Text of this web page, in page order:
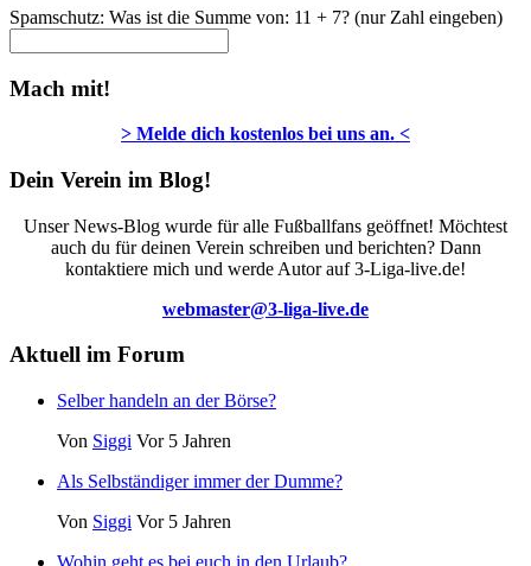
Spamschutz: Was ist die Summe von: 11 + 7? (nur Zahl eingeben)
Mach mit!
> Melde dich kostenlos bei uns an. <
Dein Verein im Blog!
Unser News-Blog wurde für alle Fußballfans geöffnet! Möchtest
auch du für deinen Verein schreiben und berichten? Dann
kontaktiere mich und werde Autor auf 3-Liga-live.de!
webmaster@3-liga-live.de
Aktuell im Forum
Selber handeln an der Börse?
Von Siggi Vor 5 Jahren
Als Selbständiger immer der Dumme?
Von Siggi Vor 5 Jahren
Wohin geht es bei euch in den Urlaub?